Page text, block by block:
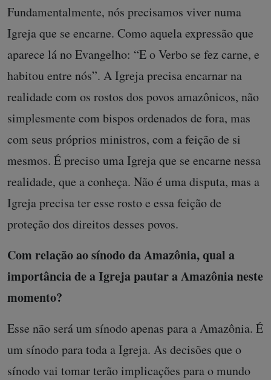
Fundamentalmente, nós precisamos viver numa
Igreja que se encarne. Como aquela expressão que
aparece lá no Evangelho: “E o Verbo se fez carne, e
habitou entre nós”. A Igreja precisa encarnar na
realidade com os rostos dos povos amazônicos, não
simplesmente com bispos ordenados de fora, mas
com seus próprios ministros, com a feição de si
mesmos. É preciso uma Igreja que se encarne nessa
realidade, que a conheça. Não é uma disputa, mas a
Igreja precisa ter esse rosto e essa feição de
proteção dos direitos desses povos.
Com relação ao sínodo da Amazônia, qual a
importância de a Igreja pautar a Amazônia neste
momento?
Esse não será um sínodo apenas para a Amazônia. É
um sínodo para toda a Igreja. As decisões que o
sínodo vai tomar terão implicações para o mundo